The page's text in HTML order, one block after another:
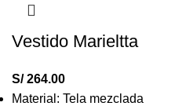
Vestido Marieltta
S/264.00
Material: Tela mezclada